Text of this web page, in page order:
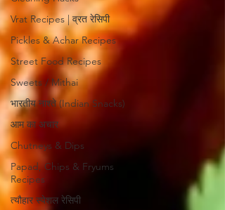
Vrat Recipes | व्रत रेसिपी
Pickles & Achar Recipes
Street Food Recipes
Sweets / Mithai
भारतीय नाश्ते (Indian Snacks)
आम का अचार
Chutneys & Dips
Papad, Chips & Fryums
Recipes
त्यौहार स्पेशल रेसिपी